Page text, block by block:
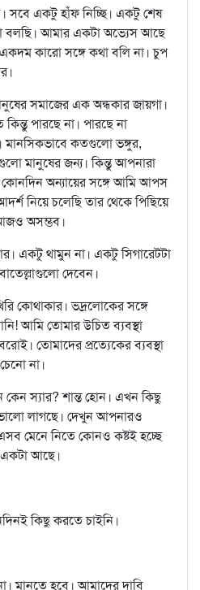
একটু হাঁফ নিচ্ছি। একটু শেষ
বলছি। আমার একটা অভ্যেস আছে
কারো সঙ্গে কথা বলি না। চুপ
সমাজের এক অন্ধকার জায়গা।
পারছে না। পারছে না
কতগুলো ভঙ্গুর,
মানুষের জন্য। কিন্তু আপনারা
কোনদিন অন্যায়ের সঙ্গে আমি আপস
নিয়ে চলেছি তার থেকে পিছিয়ে
অসম্ভব।
একটু থামুন না। একটু সিগারেটটা
দেবেন।
কোথাকার। ভদ্রলোকের সঙ্গে
আমি তোমার উচিত ব্যবস্থা
তোমাদের প্রত্যেকের ব্যবস্থা
না।
স্যার? শান্ত হোন। এখন কিছু
লাগছে। দেখুন আপনারও
মেনে নিতে কোনও কষ্টই হচ্ছে
আছে।
কিছু করতে চাইনি।
মানতে হবে। আমাদের দাবি